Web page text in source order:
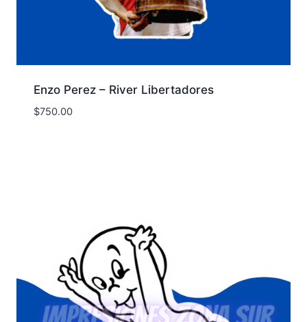
Enzo Perez – River Libertadores
$750.00